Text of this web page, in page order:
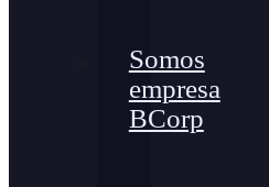
Somos
empresa
BCorp